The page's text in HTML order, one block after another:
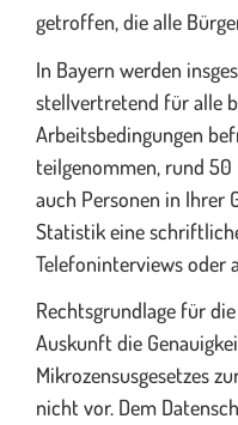
getroffen, die alle
In Bayern werden
stellvertretend für alle
Arbeitsbedingungen
teilgenommen, rund
auch Personen in Ihrer
Statistik eine
Telefoninterviews oder
Rechtsgrundlage für
Auskunft die
Mikrozensusgesetzes
nicht vor. Dem